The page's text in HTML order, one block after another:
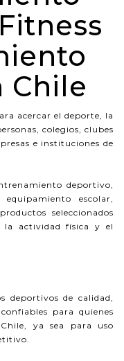
Chile
acercar el deporte, la
colegios, clubes
e instituciones de
deportivo,
escolar,
seleccionados
la actividad física y el
deportivos de calidad,
para quienes
ya sea para uso